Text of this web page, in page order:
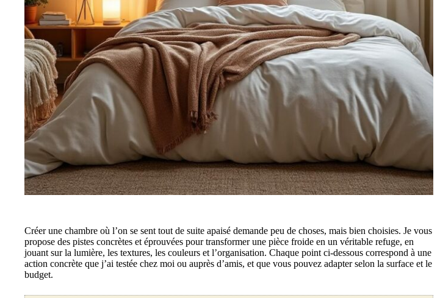
Créer une chambre où l’on se sent tout de suite apaisé demande peu de choses, mais bien choisies. Je vous
propose des pistes concrètes et éprouvées pour transformer une pièce froide en un véritable refuge, en
jouant sur la lumière, les textures, les couleurs et l’organisation. Chaque point ci‑dessous correspond à une
action concrète que j’ai testée chez moi ou auprès d’amis, et que vous pouvez adapter selon la surface et le
budget.